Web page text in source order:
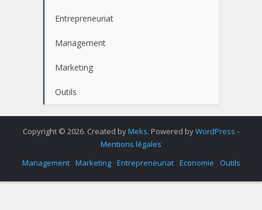
Entrepreneuriat
Management
Marketing
Outils
Copyright © 2026. Created byMeks. Powered byWordPress -
Mentions légales
Management Marketing Entrepreneuriat Economie Outils